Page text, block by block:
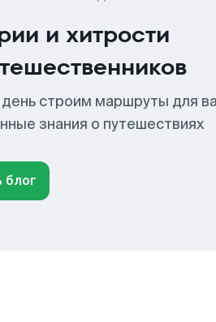
и хитрости
строим маршруты для
знания о путешествиях
блог